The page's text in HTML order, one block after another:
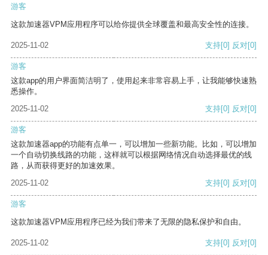
游客
这款加速器VPM应用程序可以给你提供全球覆盖和最高安全性的连接。
2025-11-02 支持[0] 反对[0]
游客
这款app的用户界面简洁明了，使用起来非常容易上手，让我能够快速熟
悉操作。
2025-11-02
支持[0] 反对[0]
游客
这款加速器app的功能有点单一，可以增加一些新功能。比如，可以增加
一个自动切换线路的功能，这样就可以根据网络情况自动选择最优的线
路，从而获得更好的加速效果。
2025-11-02
支持[0] 反对[0]
游客
这款加速器VPM应用程序已经为我们带来了无限的隐私保护和自由。
2025-11-02 支持[0] 反对[0]